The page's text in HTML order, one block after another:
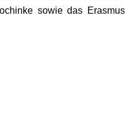
sowie das
Stein-Gymnasium